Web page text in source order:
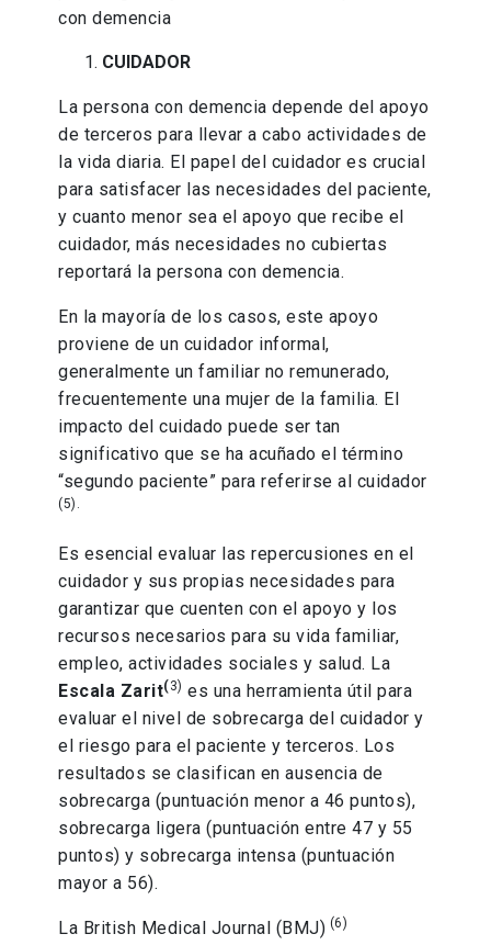
con demencia
CUIDADOR
La persona con demencia depende del apoyo
de terceros para llevar a cabo actividades de
la vida diaria. El papel del cuidador es crucial
para satisfacer las necesidades del paciente,
y cuanto menor sea el apoyo que recibe el
cuidador, más necesidades no cubiertas
reportará la persona con demencia.
En la mayoría de los casos, este apoyo
proviene de un cuidador informal,
generalmente un familiar no remunerado,
frecuentemente una mujer de la familia. El
impacto del cuidado puede ser tan
significativo que se ha acuñado el término
“segundo paciente” para referirse al cuidador
(5).
Es esencial evaluar las repercusiones en el
cuidador y sus propias necesidades para
garantizar que cuenten con el apoyo y los
recursos necesarios para su vida familiar,
empleo, actividades sociales y salud. La
Escala Zarit( 3) es una herramienta útil para
evaluar el nivel de sobrecarga del cuidador y
el riesgo para el paciente y terceros. Los
resultados se clasifican en ausencia de
sobrecarga (puntuación menor a 46 puntos),
sobrecarga ligera (puntuación entre 47 y 55
puntos) y sobrecarga intensa (puntuación
mayor a 56).
La British Medical Journal (BMJ) (6)